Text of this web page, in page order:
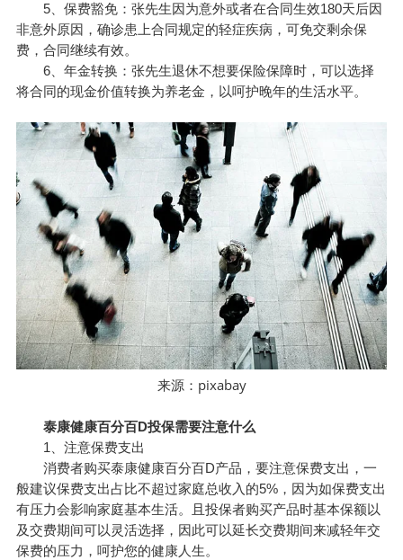
5、保费豁免：张先生因为意外或者在合同生效180天后因
非意外原因，确诊患上合同规定的轻症疾病，可免交剩余保
费，合同继续有效。
6、年金转换：张先生退休不想要保险保障时，可以选择
将合同的现金价值转换为养老金，以呵护晚年的生活水平。
来源： pixabay
泰康健康百分百D投保需要注意什么
1、注意保费支出
消费者购买泰康健康百分百D产品，要注意保费支出，一
般建议保费支出占比不超过家庭总收入的5%，因为如保费支出
有压力会影响家庭基本生活。且投保者购买产品时基本保额以
及交费期间可以灵活选择，因此可以延长交费期间来减轻年交
保费的压力，呵护您的健康人生。